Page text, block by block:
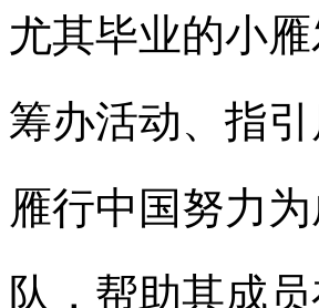
尤其毕业的小
筹办活动、指
雁行中国努力
队，帮助其成